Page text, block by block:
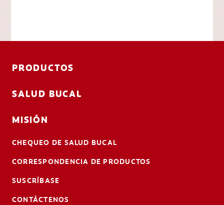
PRODUCTOS
SALUD BUCAL
MISIÓN
CHEQUEO DE SALUD BUCAL
CORRESPONDENCIA DE PRODUCTOS
SUSCRÍBASE
CONTÁCTENOS